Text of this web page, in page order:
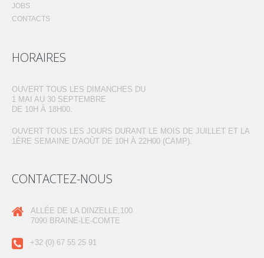
JOBS
CONTACTS
HORAIRES
OUVERT TOUS LES DIMANCHES DU
1 MAI AU 30 SEPTEMBRE
DE 10H À 18H00.
OUVERT TOUS LES JOURS DURANT LE MOIS DE JUILLET ET LA
1ÈRE SEMAINE D'AOÛT DE 10H À 22H00 (CAMP).
CONTACTEZ-NOUS
ALLÉE DE LA DINZELLE,100
7090 BRAINE-LE-COMTE
+32 (0) 67 55 25 91